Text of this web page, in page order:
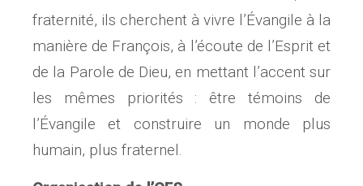
fraternité, ils cherchent à vivre l’Évangile à la
manière de François, à l’écoute de l’Esprit et
de la Parole de Dieu, en mettant l’accent sur
les mêmes priorités : être témoins de
l’Évangile et construire un monde plus
humain, plus fraternel.